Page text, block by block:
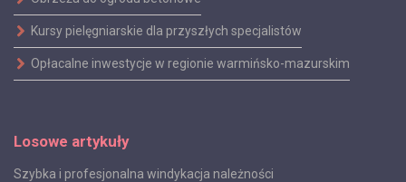
Kursy pielęgniarskie dla przyszłych specjalistów
Opłacalne inwestycje w regionie warmińsko-mazurskim
Losowe artykuły
Szybka i profesjonalna windykacja należności